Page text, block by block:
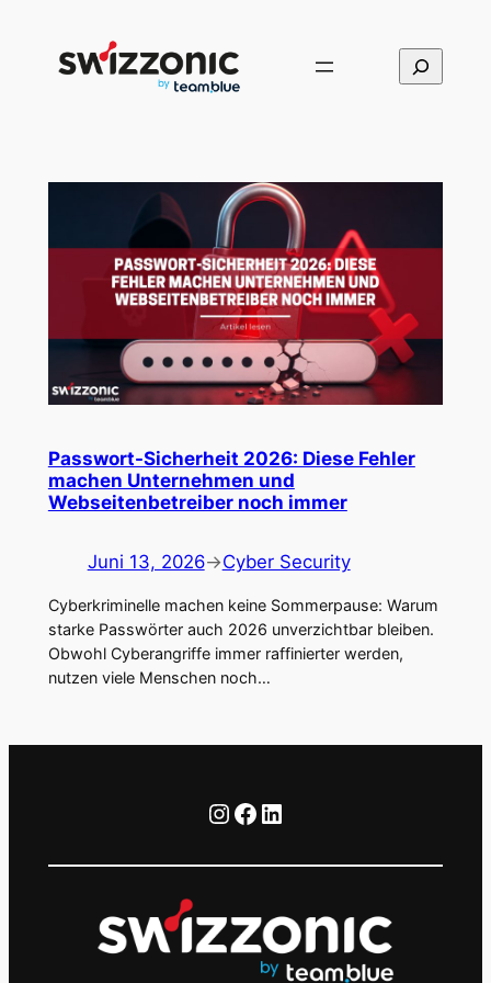
Suchen
Passwort-Sicherheit 2026: Diese Fehler
machen Unternehmen und
Webseitenbetreiber noch immer
Juni 13, 2026→Cyber Security
Cyberkriminelle machen keine Sommerpause: Warum
starke Passwörter auch 2026 unverzichtbar bleiben.
Obwohl Cyberangriffe immer raffinierter werden,
nutzen viele Menschen noch…
Instagram Facebook LinkedIn